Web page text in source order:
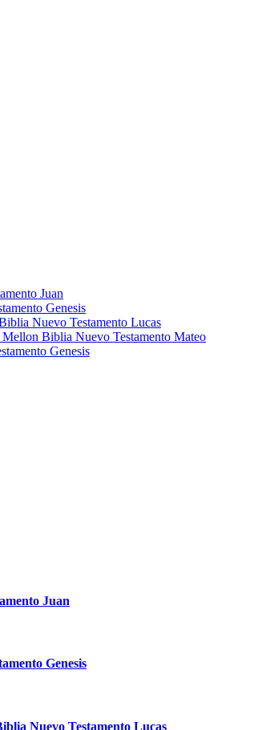
Juan
Genesis
Nuevo Testamento Lucas
Biblia Nuevo Testamento Mateo
Genesis
Juan
Genesis
Nuevo Testamento Lucas